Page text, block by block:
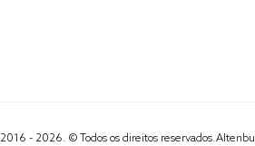
2016 - 2026. © Todos os direitos